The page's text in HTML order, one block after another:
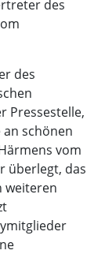
des
des
Pressestelle,
schönen
vom
überlegt, das
weiteren